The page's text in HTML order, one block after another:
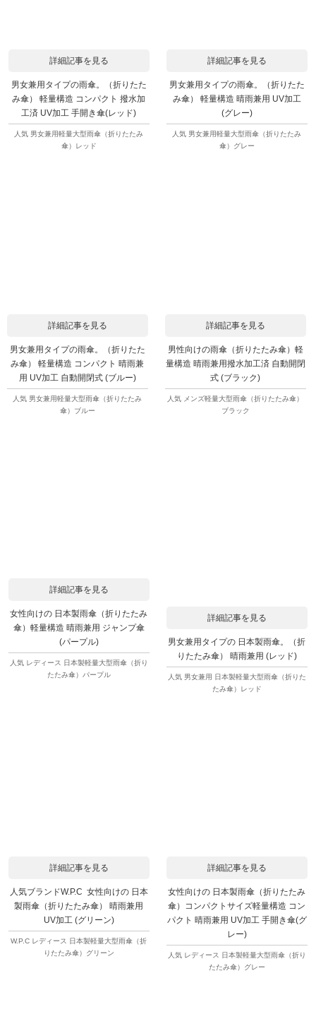
詳細記事を見る
男女兼用タイプの雨傘。（折りたた
み傘） 軽量構造 コンパクト 撥水加
工済 UV加工 手開き傘(レッド)
人気 男女兼用軽量大型雨傘（折りたたみ
傘）レッド
詳細記事を見る
男女兼用タイプの雨傘。（折りたた
み傘） 軽量構造 晴雨兼用 UV加工
(グレー)
人気 男女兼用軽量大型雨傘（折りたたみ
傘）グレー
詳細記事を見る
男女兼用タイプの雨傘。（折りたた
み傘） 軽量構造 コンパクト 晴雨兼
用 UV加工 自動開閉式 (ブルー)
人気 男女兼用軽量大型雨傘（折りたたみ
傘）ブルー
詳細記事を見る
男性向けの雨傘（折りたたみ傘）軽
量構造 晴雨兼用撥水加工済 自動開閉
式 (ブラック)
人気 メンズ軽量大型雨傘（折りたたみ傘）
ブラック
詳細記事を見る
女性向けの 日本製雨傘（折りたたみ
傘）軽量構造 晴雨兼用 ジャンプ傘
(パープル)
人気 レディース 日本製軽量大型雨傘（折り
たたみ傘）パープル
詳細記事を見る
男女兼用タイプの 日本製雨傘。（折
りたたみ傘） 晴雨兼用 (レッド)
人気 男女兼用 日本製軽量大型雨傘（折りた
たみ傘）レッド
詳細記事を見る
人気ブランドW.P.C 女性向けの 日本
製雨傘（折りたたみ傘） 晴雨兼用
UV加工 (グリーン)
W.P.C レディース 日本製軽量大型雨傘（折
りたたみ傘）グリーン
詳細記事を見る
女性向けの 日本製雨傘（折りたたみ
傘）コンパクトサイズ軽量構造 コン
パクト 晴雨兼用 UV加工 手開き傘(グ
レー)
人気 レディース 日本製軽量大型雨傘（折り
たたみ傘）グレー